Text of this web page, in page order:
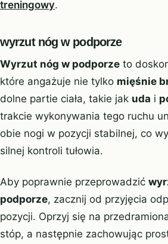
treningowy.
wyrzut nóg w podporze
Wyrzut nóg w podporze to
które angażuje nie tylko mięśnie
dolne partie ciała, takie jak uda i
trakcie wykonywania tego ruchu
obie nogi w pozycji stabilnej, co
silnej kontroli tułowia.
Aby poprawnie przeprowadzić
podporze, zacznij od przyjęcia
pozycji. Oprzyj się na
stóp, a następnie zachowując